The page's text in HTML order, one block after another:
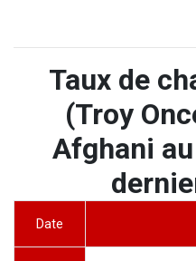
Taux de
(Troy
Afghani
Date